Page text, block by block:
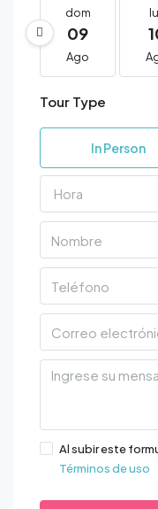
dom
09
Ago
Tour Type
In Person
Hora
Al subir este
Términos de uso